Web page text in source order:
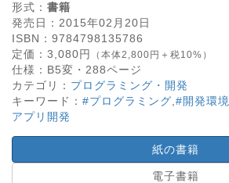
形式： 書籍
発売日： 2015年02月20日
ISBN： 9784798135786
定価： 3,080円 （本体2,800円＋税10%）
仕様： B5変・ 288ページ
カテゴリ： プログラミング・開発
キーワード： #プログラミング #開発環境
アプリ開発
紙の書籍
電子書籍